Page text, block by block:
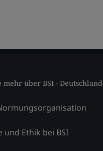
mehr über BSI - Deutschland
und Ethik bei BSI